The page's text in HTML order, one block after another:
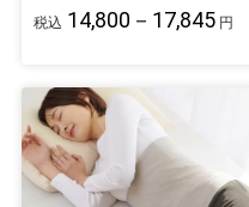
税込 14,800－17,845 円